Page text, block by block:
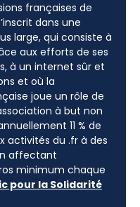
françaises de
dans une
large, qui consiste à
aux efforts de ses
à un internet sûr et
et où la
joue un rôle de
à but non
11 % de
activités du .fr à des
affectant
minimum chaque
pour la Solidarité